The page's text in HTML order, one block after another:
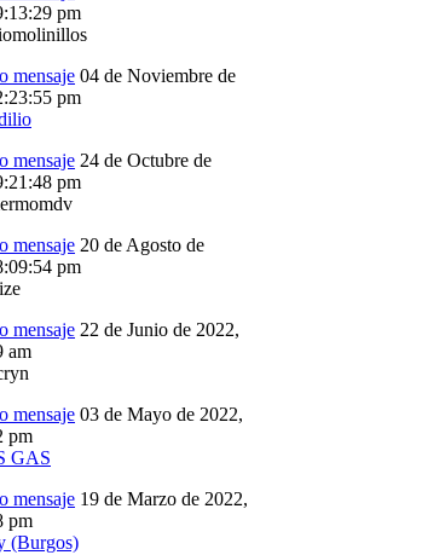
pm
04 de Noviembre de
pm
24 de Octubre de
pm
20 de Agosto de
pm
22 de Junio de 2022,
am
03 de Mayo de 2022,
pm
GAS
19 de Marzo de 2022,
pm
(Burgos)